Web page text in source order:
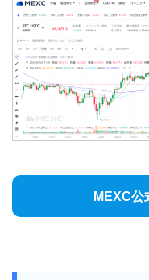
MEXC公